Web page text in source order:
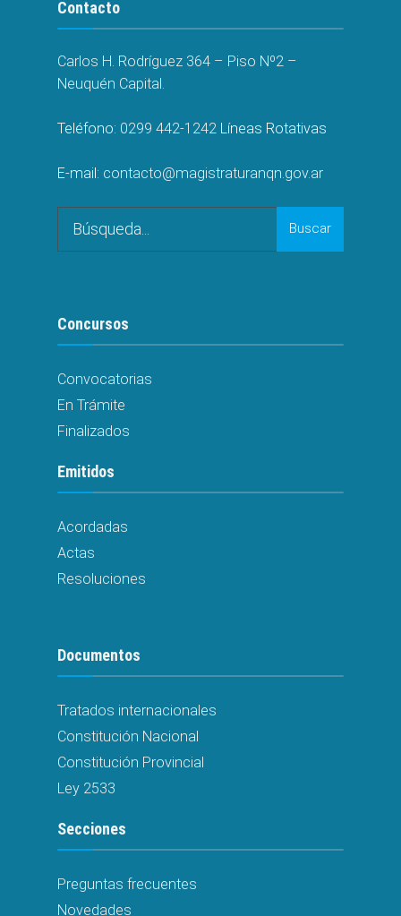
Contacto
Carlos H. Rodríguez 364 – Piso Nº2 –
Neuquén Capital.
Teléfono: 0299 442-1242 Líneas Rotativas
E-mail: contacto@magistraturanqn.gov.ar
Buscar
Concursos
Convocatorias
En Trámite
Finalizados
Emitidos
Acordadas
Actas
Resoluciones
Documentos
Tratados internacionales
Constitución Nacional
Constitución Provincial
Ley 2533
Secciones
Preguntas frecuentes
Novedades